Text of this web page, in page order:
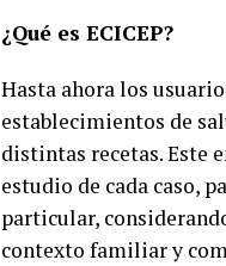
¿Qué es ECICEP?
Hasta ahora los
establecimientos de
distintas recetas. Este
estudio de cada caso,
particular,
contexto familiar y